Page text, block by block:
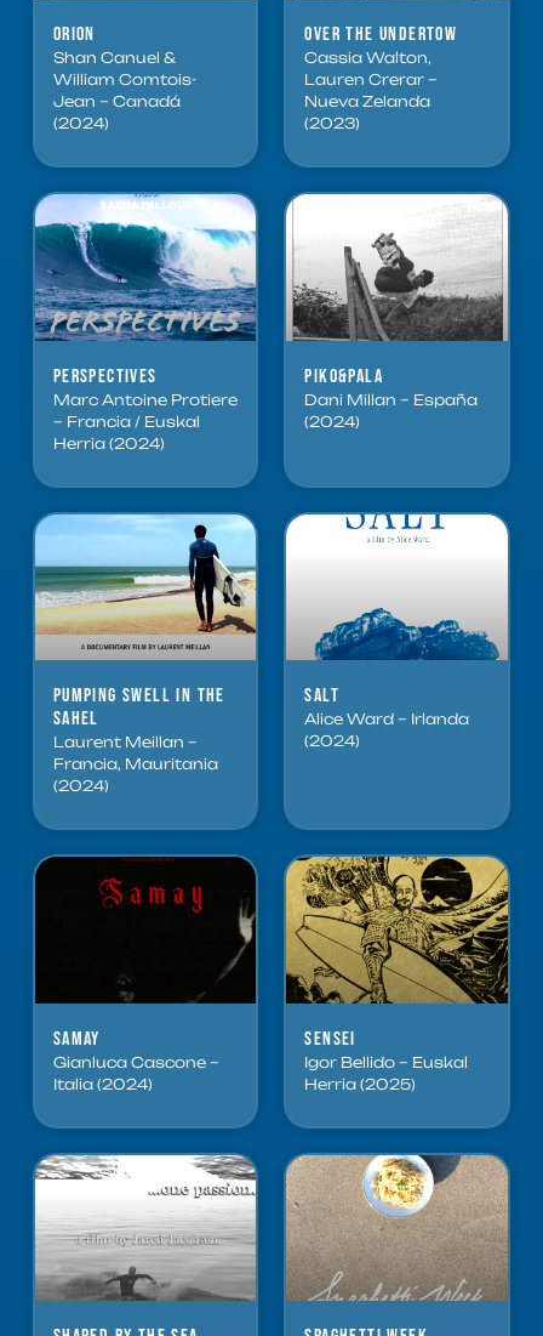
Orion
Shan Canuel &
William Comtois-
Jean – Canadá
(2024)
Over the Undertow
Cassia Walton,
Lauren Crerar –
Nueva Zelanda
(2023)
Perspectives
Marc Antoine Protiere
– Francia / Euskal
Herria (2024)
Piko&Pala
Dani Millan – España
(2024)
Pumping Swell in the
Sahel
Laurent Meillan –
Francia, Mauritania
(2024)
Salt
Alice Ward – Irlanda
(2024)
Samay
Gianluca Cascone –
Italia (2024)
Sensei
Igor Bellido – Euskal
Herria (2025)